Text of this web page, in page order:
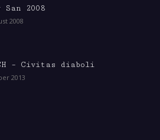
San 2008
2008
– Civitas diaboli
2013